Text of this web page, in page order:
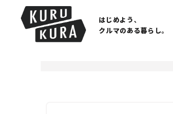
はじめよう、
クルマのある暮らし。